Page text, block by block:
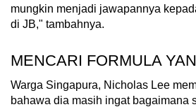
mungkin menjadi jawapannya
di JB," tambahnya.
MENCARI FORMULA
Warga Singapura, Nicholas Lee
bahawa dia masih ingat bagaimana